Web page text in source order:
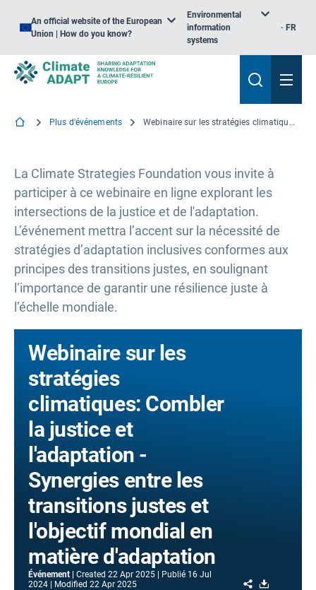
An official website of the European
Union | How do you know?
Environmental
information
systems
FR
Plus d'événements Webinaire sur les stratégies climatiques: Combler la justice et l'adaptation - Synergies entre les transitions justes et l'objectif mondial en matière d'adaptation
La Climate Strategies Foundation vous invite à
participer à ce webinaire en ligne explorant les
intersections de la justice et de l'adaptation.
L’événement mettra l’accent sur la nécessité de
stratégies d’adaptation inclusives conformes aux
principes des transitions justes, en soulignant
l’importance de garantir une résilience juste à
l’échelle mondiale.
Webinaire sur les
stratégies
climatiques: Combler
la justice et
l'adaptation -
Synergies entre les
transitions justes et
l'objectif mondial en
matière d'adaptation
Événement Created 22 Apr 2025 Publié 16 Jul
2024
Modified 22 Apr 2025 Share